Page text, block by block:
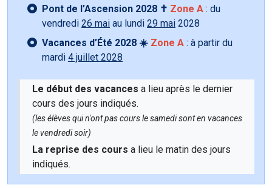
Pont de l’Ascension 2028 ✝️ Zone A : du
vendredi 26 mai au lundi 29 mai 2028
Vacances d’Été 2028 ☀️ Zone A : à partir du
mardi 4 juillet 2028
Le début des vacances a lieu après le dernier
cours des jours indiqués.
(les élèves qui n'ont pas cours le samedi sont en vacances
le vendredi soir)
La reprise des cours a lieu le matin des jours
indiqués.